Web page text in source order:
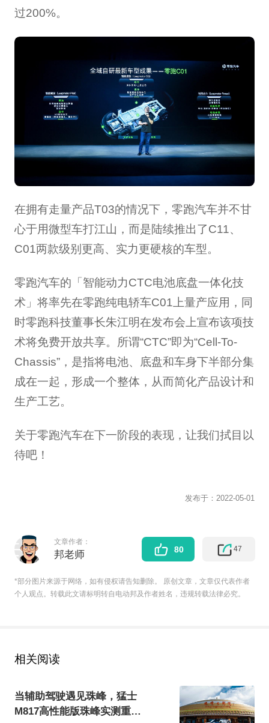
过200%。
在拥有走量产品T03的情况下，零跑汽车并不甘
心于用微型车打江山，而是陆续推出了C11、
C01两款级别更高、实力更硬核的车型。
零跑汽车的「智能动力CTC电池底盘一体化技
术」将率先在零跑纯电轿车C01上量产应用，同
时零跑科技董事长朱江明在发布会上宣布该项技
术将免费开放共享。所谓“CTC”即为“Cell-To-
Chassis”，是指将电池、底盘和车身下半部分集
成在一起，形成一个整体，从而简化产品设计和
生产工艺。
关于零跑汽车在下一阶段的表现，让我们拭目以
待吧！
发布于：2022-05-01
文章作者：
邦老师 80 47
*部分图片来源于网络，如有侵权请告知删除。 原创文章，文章仅代表作者
个人观点。转载此文请标明转自电动邦及作者姓名，违规转载法律必究。
相关阅读
当辅助驾驶遇见珠峰，猛士
M817高性能版珠峰实测重新